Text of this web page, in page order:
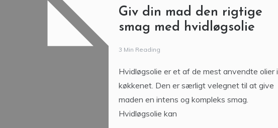
Giv din mad den rigtige
smag med hvidløgsolie
3 Min Reading
Hvidløgsolie er et af de mest anvendte olier i
køkkenet. Den er særligt velegnet til at give
maden en intens og kompleks smag.
Hvidløgsolie kan